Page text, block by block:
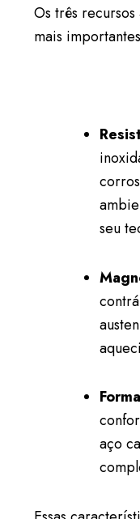
Os três
mais
seu
aço